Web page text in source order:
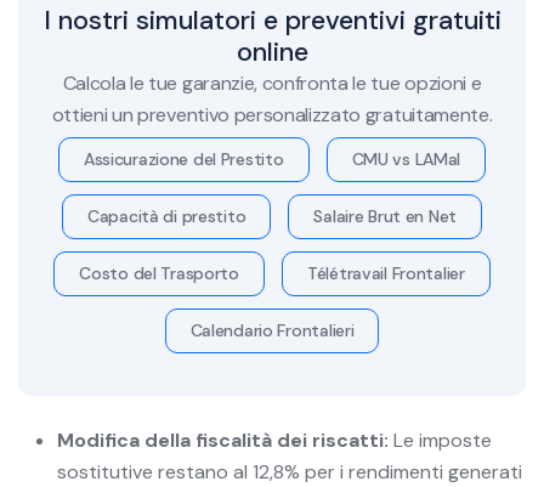
I nostri simulatori e preventivi gratuiti
online
Calcola le tue garanzie, confronta le tue opzioni e
ottieni un preventivo personalizzato gratuitamente.
Assicurazione del Prestito CMU vs LAMal
Capacità di prestito Salaire Brut en Net
Costo del Trasporto Télétravail Frontalier
Calendario Frontalieri
Modifica della fiscalità dei riscatti: Le imposte
sostitutive restano al 12,8% per i rendimenti generati